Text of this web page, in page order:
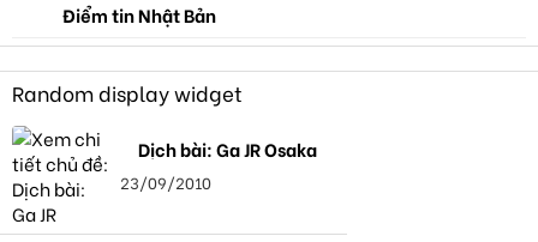
Điểm tin Nhật Bản
Random display widget
Dịch bài: Ga JR Osaka
23/09/2010